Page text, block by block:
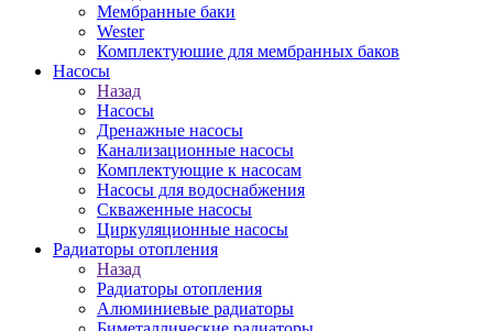
Мембранные баки
Wester
Комплектуюшие для мембранных баков
Насосы
Назад
Насосы
Дренажные насосы
Канализационные насосы
Комплектующие к насосам
Насосы для водоснабжения
Скваженные насосы
Циркуляционные насосы
Радиаторы отопления
Назад
Радиаторы отопления
Алюминиевые радиаторы